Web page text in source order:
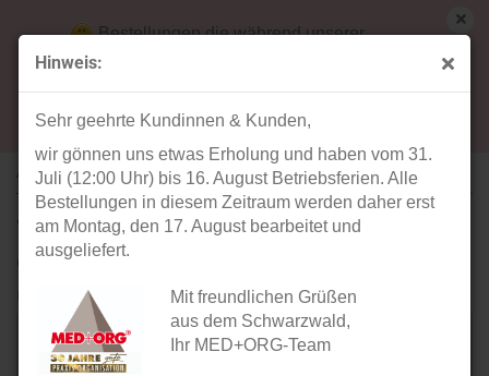
Hinweis:
Sehr geehrte Kundinnen & Kunden,
wir gönnen uns etwas Erholung und haben vom 31.
Juli (12:00 Uhr) bis 16. August Betriebsferien. Alle
Bestellungen in diesem Zeitraum werden daher erst
am Montag, den 17. August bearbeitet und
ausgeliefert.
Mit freundlichen Grüßen
aus dem Schwarzwald,
Ihr MED+ORG-Team
Bestellungen die während unserer
Betriebsferien (31. Juli ab 12:00 Uhr bis 16.
ARTIKEL: ECHTES KANINCHENSKELETT
Verfasser:
Ihre Meinung: